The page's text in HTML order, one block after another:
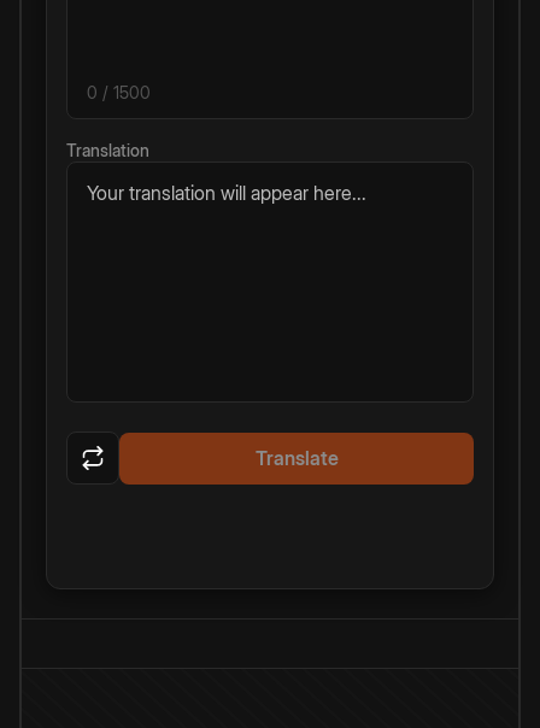
0 / 1500
Translation
Your translation will appear here...
Translate